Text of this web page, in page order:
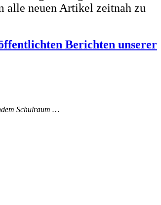
alle neuen Artikel zeitnah zu
Berichten unserer
Schulraum …